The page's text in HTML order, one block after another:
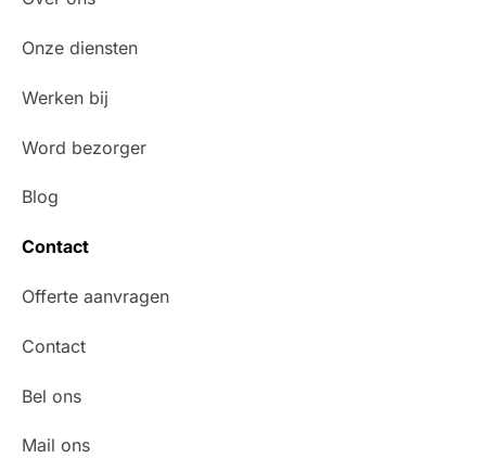
Onze diensten
Werken bij
Word bezorger
Blog
Contact
Offerte aanvragen
Contact
Bel ons
Mail ons